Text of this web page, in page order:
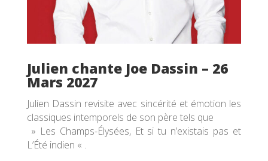
Julien chante Joe Dassin – 26
Mars 2027
Julien Dassin revisite avec sincérité et émotion les
classiques intemporels de son père tels que
» Les Champs-Élysées, Et si tu n’existais pas et
L’Été indien « .